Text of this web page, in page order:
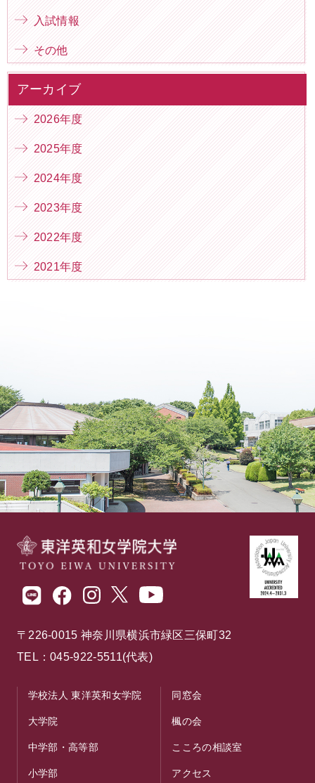
入試情報
その他
アーカイブ
2026年度
2025年度
2024年度
2023年度
2022年度
2021年度
〒226-0015 神奈川県横浜市緑区三保町32
TEL：045-922-5511(代表)
学校法人 東洋英和女学院
大学院
中学部・高等部
小学部
同窓会
楓の会
こころの相談室
アクセス